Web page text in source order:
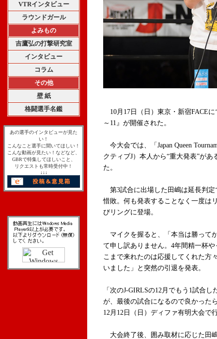
VTRインタビュー
ラウンドガール
よみもの
吉鷹弘の打撃研究室
インタビュー
コラム
その他
壁 紙
格闘選手名鑑
あの選手のインタビューが見た
い！
こんなこと選手に聞いてほしい！
こんな動画が見たい！などなど、
GBRで特集してほしいこと、
リクエストも常時受付中！
↓↓↓
10月17日（日）東京・新宿FACEに
～11』が開催された。
今大会では、「Japan Queen
クティブJ）本人から“重大発表”が
た。
第3試合に出場した田嶋は延長判定
惜敗。何も発表することなく一度は
びリングに登場。
マイクを握ると、「本当は勝って
て申し訳ありません。4年間精一杯
こまで来れたのは応援してくれた方
いました」と突然の引退を発表。
「次のJ-GIRLSの12月でもう1試合
が、最後の試合になるので良かった
12月12日（日）ディファ有明大会で
大会終了後、囲み取材に応じた田